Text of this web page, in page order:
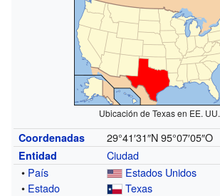
Ubicación de Texas en EE. UU.
Coordenadas 29°41′31″N 95°07′05″O
Entidad
Ciudad
• País
Estados Unidos
• Estado
Texas